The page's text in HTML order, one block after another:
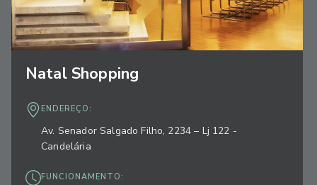
Natal Shopping
ENDEREÇO:
Av. Senador Salgado Filho, 2234 – Lj 122 -
Candelária
FUNCIONAMENTO: